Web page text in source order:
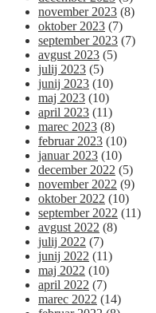
november 2023 (8)
oktober 2023 (7)
september 2023 (7)
avgust 2023 (5)
julij 2023 (5)
junij 2023 (10)
maj 2023 (10)
april 2023 (11)
marec 2023 (8)
februar 2023 (10)
januar 2023 (10)
december 2022 (5)
november 2022 (9)
oktober 2022 (10)
september 2022 (11)
avgust 2022 (8)
julij 2022 (7)
junij 2022 (11)
maj 2022 (10)
april 2022 (7)
marec 2022 (14)